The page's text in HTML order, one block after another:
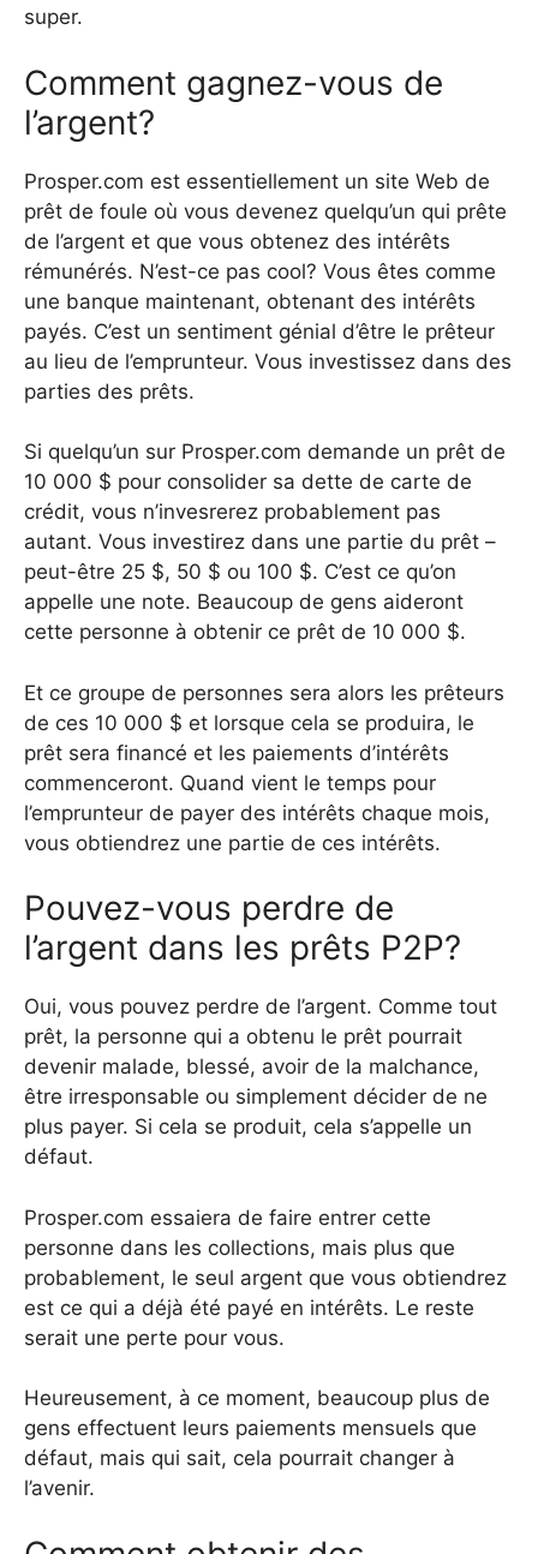
super.
Comment gagnez-vous de
l’argent?
Prosper.com est essentiellement un site Web de
prêt de foule où vous devenez quelqu’un qui prête
de l’argent et que vous obtenez des intérêts
rémunérés. N’est-ce pas cool? Vous êtes comme
une banque maintenant, obtenant des intérêts
payés. C’est un sentiment génial d’être le prêteur
au lieu de l’emprunteur. Vous investissez dans des
parties des prêts.
Si quelqu’un sur Prosper.com demande un prêt de
10 000 $ pour consolider sa dette de carte de
crédit, vous n’invesrerez probablement pas
autant. Vous investirez dans une partie du prêt –
peut-être 25 $, 50 $ ou 100 $. C’est ce qu’on
appelle une note. Beaucoup de gens aideront
cette personne à obtenir ce prêt de 10 000 $.
Et ce groupe de personnes sera alors les prêteurs
de ces 10 000 $ et lorsque cela se produira, le
prêt sera financé et les paiements d’intérêts
commenceront. Quand vient le temps pour
l’emprunteur de payer des intérêts chaque mois,
vous obtiendrez une partie de ces intérêts.
Pouvez-vous perdre de
l’argent dans les prêts P2P?
Oui, vous pouvez perdre de l’argent. Comme tout
prêt, la personne qui a obtenu le prêt pourrait
devenir malade, blessé, avoir de la malchance,
être irresponsable ou simplement décider de ne
plus payer. Si cela se produit, cela s’appelle un
défaut.
Prosper.com essaiera de faire entrer cette
personne dans les collections, mais plus que
probablement, le seul argent que vous obtiendrez
est ce qui a déjà été payé en intérêts. Le reste
serait une perte pour vous.
Heureusement, à ce moment, beaucoup plus de
gens effectuent leurs paiements mensuels que
défaut, mais qui sait, cela pourrait changer à
l’avenir.